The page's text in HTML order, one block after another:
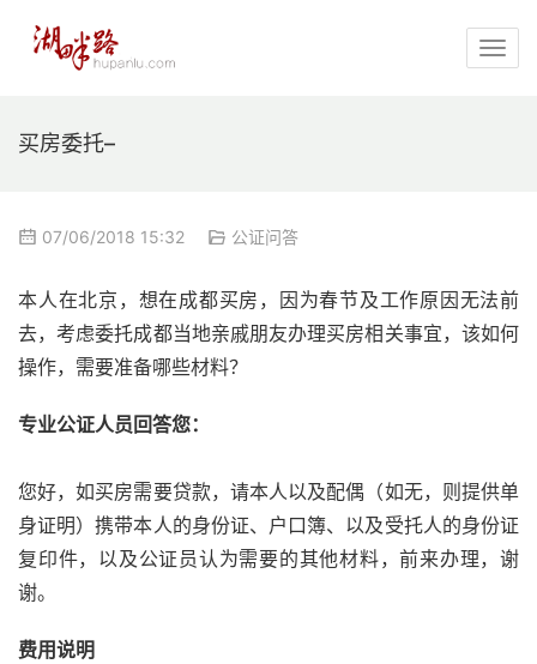
买房委托–
07/06/2018 15:32 公证问答
本人在北京，想在成都买房，因为春节及工作原因无法前
去，考虑委托成都当地亲戚朋友办理买房相关事宜，该如何
操作，需要准备哪些材料？
专业公证人员回答您：
您好，如买房需要贷款，请本人以及配偶（如无，则提供单
身证明）携带本人的身份证、户口簿、以及受托人的身份证
复印件，以及公证员认为需要的其他材料，前来办理，谢
谢。
费用说明